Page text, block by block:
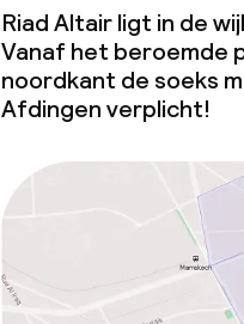
Riad Altair ligt in de
Vanaf het beroemde
noordkant de soeks
Afdingen verplicht!